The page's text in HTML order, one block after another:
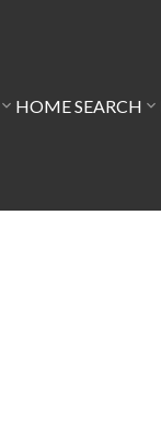
HOME SEARCH